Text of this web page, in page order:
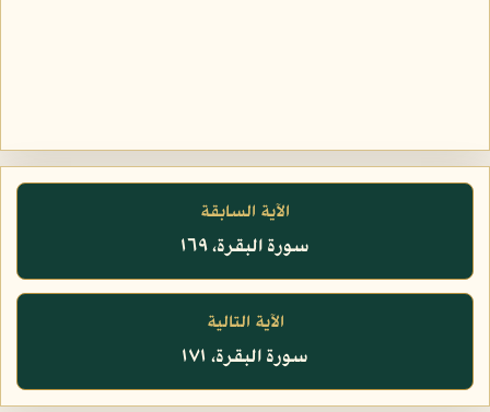
الآية السابقة
سورة البقرة، ١٦٩
الآية التالية
سورة البقرة، ١٧١